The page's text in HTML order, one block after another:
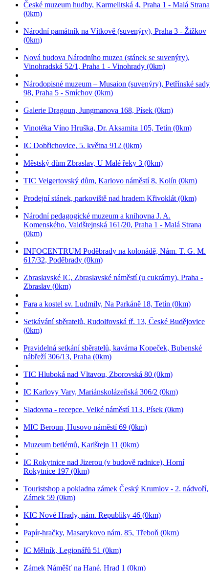
České muzeum hudby, Karmelitská 4, Praha 1 - Malá Strana
(0km)
Národní památník na Vítkově (suvenýry), Praha 3 - Žižkov
(0km)
Nová budova Národního muzea (stánek se suvenýry),
Vinohradská 52/1, Praha 1 - Vinohrady (0km)
Národopisné muzeum – Musaion (suvenýry), Petřínské sady
98, Praha 5 - Smíchov (0km)
Galerie Dragoun, Jungmanova 168, Písek (0km)
Vinotéka Víno Hruška, Dr. Aksamita 105, Tetín (0km)
IC Dobřichovice, 5. května 912 (0km)
Městský dům Zbraslav, U Malé řeky 3 (0km)
TIC Veigertovský dům, Karlovo náměstí 8, Kolín (0km)
Prodejní stánek, parkoviště nad hradem Křivoklát (0km)
Národní pedagogické muzeum a knihovna J. A.
Komenského, Valdštejnská 161/20, Praha 1 - Malá Strana
(0km)
INFOCENTRUM Poděbrady na kolonádě, Nám. T. G. M.
617/32, Poděbrady (0km)
Zbraslavské IC, Zbraslavské náměstí (u cukrárny), Praha -
Zbraslav (0km)
Fara a kostel sv. Ludmily, Na Parkáně 18, Tetín (0km)
Setkávání sběratelů, Rudolfovská tř. 13, České Budějovice
(0km)
Pravidelná setkání sběratelů, kavárna Kopeček, Bubenské
nábřeží 306/13, Praha (0km)
TIC Hluboká nad Vltavou, Zborovská 80 (0km)
IC Karlovy Vary, Mariánskolázeňská 306/2 (0km)
Sladovna - recepce, Velké náměstí 113, Písek (0km)
MIC Beroun, Husovo náměstí 69 (0km)
Muzeum betlémů, Karlštejn 11 (0km)
IC Rokytnice nad Jizerou (v budově radnice), Horní
Rokytnice 197 (0km)
Touristshop a pokladna zámek Český Krumlov - 2. nádvoří,
Zámek 59 (0km)
KIC Nové Hrady, nám. Republiky 46 (0km)
Papír-hračky, Masarykovo nám. 85, Třeboň (0km)
IC Mělník, Legionářů 51 (0km)
Zámek Náměšť na Hané, Hrad 1 (0km)